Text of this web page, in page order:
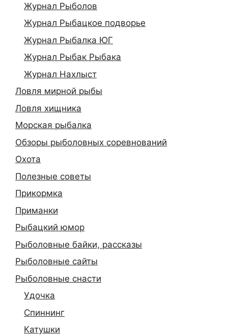
Журнал Рыболов
Журнал Рыбацкое подворье
Журнал Рыбалка ЮГ
Журнал Рыбак Рыбака
Журнал Нахлыст
Ловля мирной рыбы
Ловля хищника
Морская рыбалка
Обзоры рыболовных соревнований
Охота
Полезные советы
Прикормка
Приманки
Рыбацкий юмор
Рыболовные байки, рассказы
Рыболовные сайты
Рыболовные снасти
Удочка
Спиннинг
Катушки